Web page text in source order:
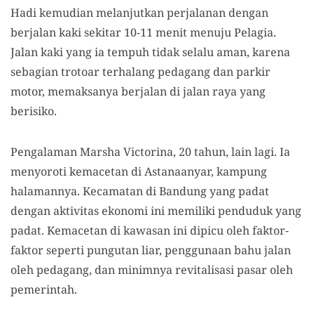
Hadi kemudian melanjutkan perjalanan dengan
berjalan kaki sekitar 10-11 menit menuju Pelagia.
Jalan kaki yang ia tempuh tidak selalu aman, karena
sebagian trotoar terhalang pedagang dan parkir
motor, memaksanya berjalan di jalan raya yang
berisiko.
Pengalaman Marsha Victorina, 20 tahun, lain lagi. Ia
menyoroti kemacetan di Astanaanyar, kampung
halamannya. Kecamatan di Bandung yang padat
dengan aktivitas ekonomi ini memiliki penduduk yang
padat. Kemacetan di kawasan ini dipicu oleh faktor-
faktor seperti pungutan liar, penggunaan bahu jalan
oleh pedagang, dan minimnya revitalisasi pasar oleh
pemerintah.